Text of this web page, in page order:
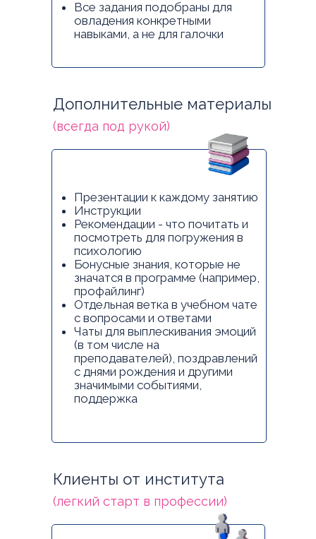
Все задания подобраны для
овладения конкретными
навыками, а не для галочки
Дополнительные материалы
Презентации к каждому занятию
Инструкции
Рекомендации - что почитать и
посмотреть для погружения в
психологию
Бонусные знания, которые не
значатся в программе (например,
профайлинг)
Отдельная ветка в учебном чате
с вопросами и ответами
Чаты для выплескивания эмоций
(в том числе на
преподавателей), поздравлений
с днями рождения и другими
значимыми событиями,
поддержка
(всегда под рукой)
Клиенты от института
(легкий старт в профессии)